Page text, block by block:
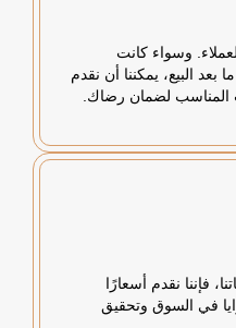
وسواء كانت
بعد البيع، يمكننا أن نقدم
المناسب لضمان رضاك.
فإننا نقدم أسعارًا
في السوق وتحقيق